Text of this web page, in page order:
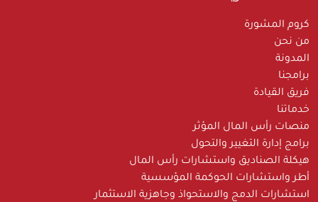
كروم المشورة
من نحن
المدونة
برامجنا
فريق القيادة
خدماتنا
منصات رأس المال المؤثر
برامج إدارة التغيير والتحول
هيكلة الصناديق واستشارات رأس المال
أطر واستشارات الحوكمة المؤسسية
استشارات الدمج والاستحواذ وجاهزية الاستثمار